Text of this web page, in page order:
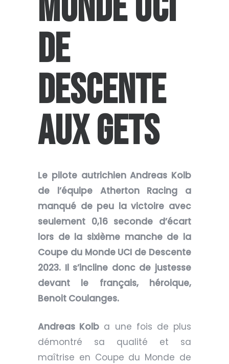
DE
DESCENTE
AUX GETS
Le pilote autrichien Andreas Kolb
de l’équipe Atherton Racing a
manqué de peu la victoire avec
seulement 0,16 seconde d’écart
lors de la sixième manche de la
Coupe du Monde UCI de Descente
2023. Il s’incline donc de justesse
devant le français, héroique,
Benoit Coulanges.
Andreas Kolb a une fois de plus
démontré sa qualité et sa
maîtrise en Coupe du Monde de